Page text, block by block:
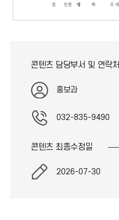
콘텐츠 담당부서 및 연락처
홍보과
032-835-9490
콘텐츠 최종수정일
2026-07-30